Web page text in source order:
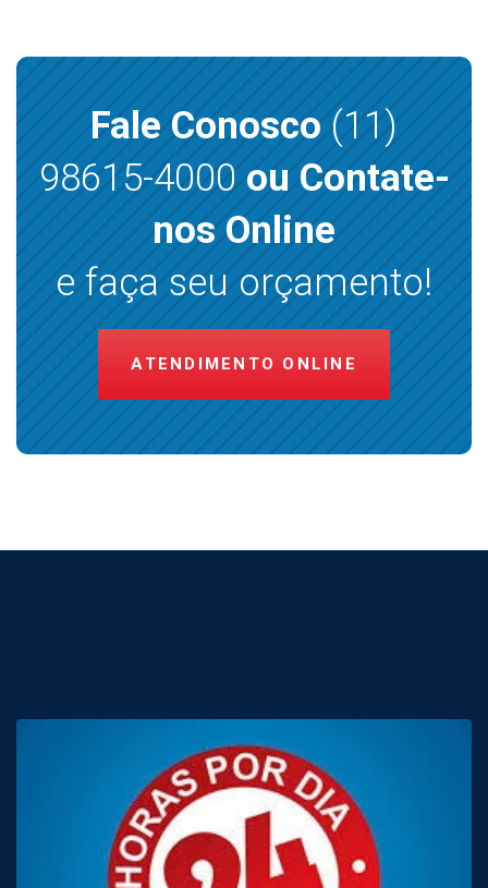
Fale Conosco(11)
98615-4000ou Contate-
nos Online
e faça seu orçamento!
ATENDIMENTO ONLINE